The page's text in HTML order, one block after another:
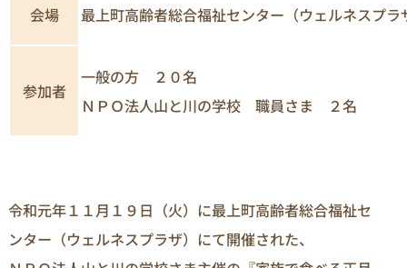
会場 最上町高齢者総合福祉センター（ウェルネスプ
参加者
一般の方 ２０名
ＮＰＯ法人山と川の学校 職員さま ２名
令和元年１１月１９日（火）に最上町高齢者総合福祉セ
ンター（ウェルネスプラザ）にて開催された、